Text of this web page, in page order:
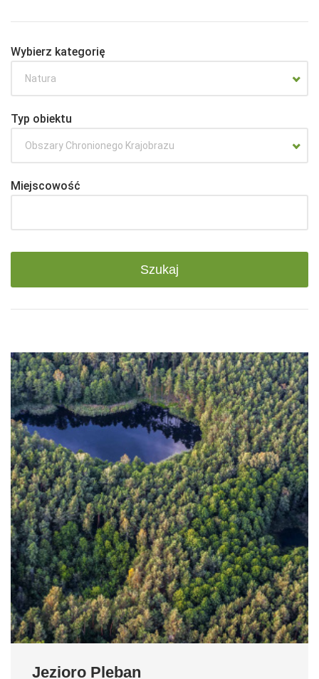
Wybierz kategorię
Natura
Typ obiektu
Obszary Chronionego Krajobrazu
Miejscowość
Jezioro Pleban